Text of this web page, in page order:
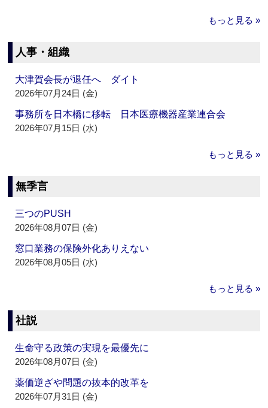
もっと見る »
人事・組織
大津賀会長が退任へ ダイト
2026年07月24日 (金)
事務所を日本橋に移転 日本医療機器産業連合会
2026年07月15日 (水)
もっと見る »
無季言
三つのPUSH
2026年08月07日 (金)
窓口業務の保険外化ありえない
2026年08月05日 (水)
もっと見る »
社説
生命守る政策の実現を最優先に
2026年08月07日 (金)
薬価逆ざや問題の抜本的改革を
2026年07月31日 (金)